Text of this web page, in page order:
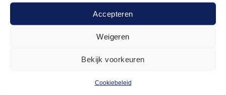
Accepteren
Weigeren
Bekijk voorkeuren
Cookiebeleid